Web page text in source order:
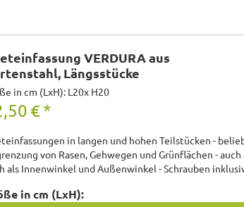
VERDURA aus
Längsstücke
in cm (LxH): L20x H20
€ *
in langen und hohen Teilstücken -
von Rasen, Gehwegen und Grünflächen -
als Innenwinkel und Außenwinkel - Schrauben
in cm (LxH):